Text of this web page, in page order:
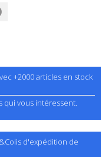
+2000 articles en stock
vous intéressent.
d'expédition de